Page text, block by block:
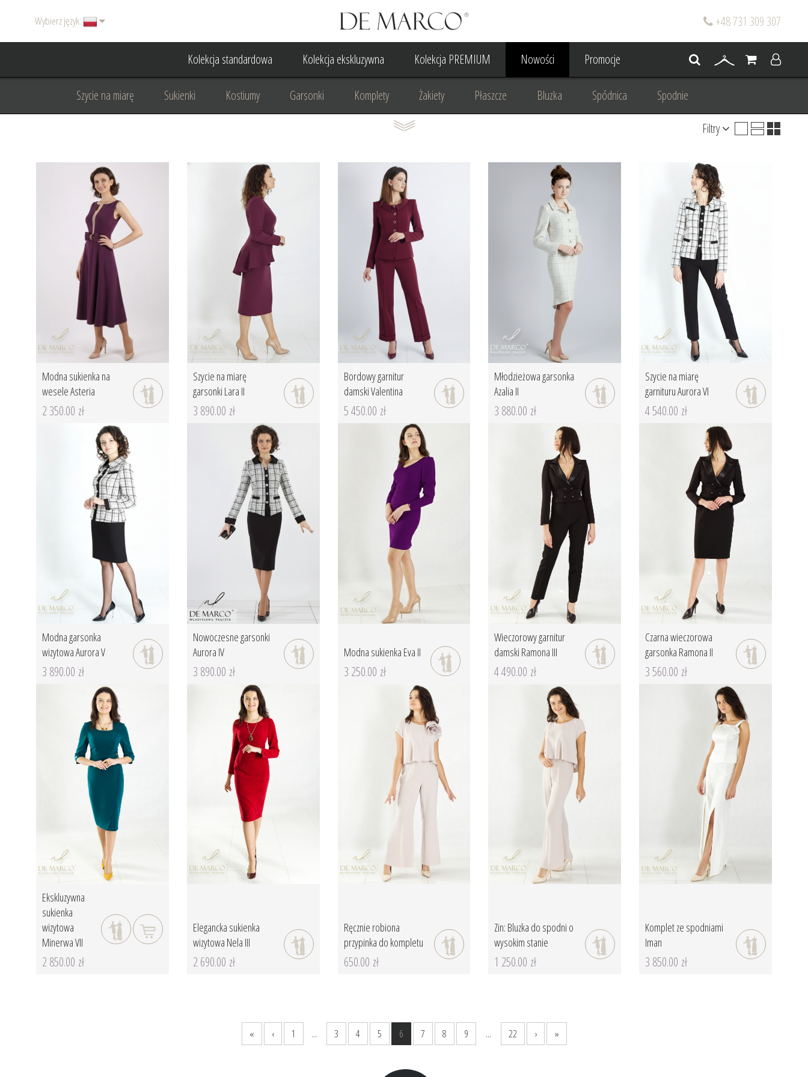
+48 731 309 307
Wybierz język:
Kolekcja standardowa Kolekcja ekskluzywna Kolekcja PREMIUM Nowości Promocje
Szycie na miarę Sukienki Kostiumy Garsonki Komplety Żakiety Płaszcze Bluzka Spódnica Spodnie
Suknia Ślubna
Odzież wizytowa Odzież dyplomatyczna Odzież biznesowa Na komunię Na rocznicę Na wesele Projektowanie/ Stylizacja
Filtry
Modna sukienka na
wesele Asteria
2 350.00 zł
Szycie na miarę
garsonki Lara II
3 890.00 zł
Bordowy garnitur
damski Valentina
5 450.00 zł
Młodzieżowa garsonka
Azalia II
3 880.00 zł
Szycie na miarę
garnituru Aurora VI
4 540.00 zł
Modna garsonka
wizytowa Aurora V
3 890.00 zł
Nowoczesne garsonki
Aurora IV
3 890.00 zł
Modna sukienka Eva II
3 250.00 zł
Wieczorowy garnitur
damski Ramona III
4 490.00 zł
Czarna wieczorowa
garsonka Ramona II
3 560.00 zł
Ekskluzywna
sukienka
wizytowa
Minerwa VII
2 850.00 zł
Elegancka sukienka
wizytowa Nela III
2 690.00 zł
Ręcznie robiona
przypinka do kompletu
650.00 zł
Zin: Bluzka do spodni o
wysokim stanie
1 250.00 zł
Komplet ze spodniami
Iman
3 850.00 zł
« ‹ 1 ... 3 4 5 6 7 8 9 ... 22 › »